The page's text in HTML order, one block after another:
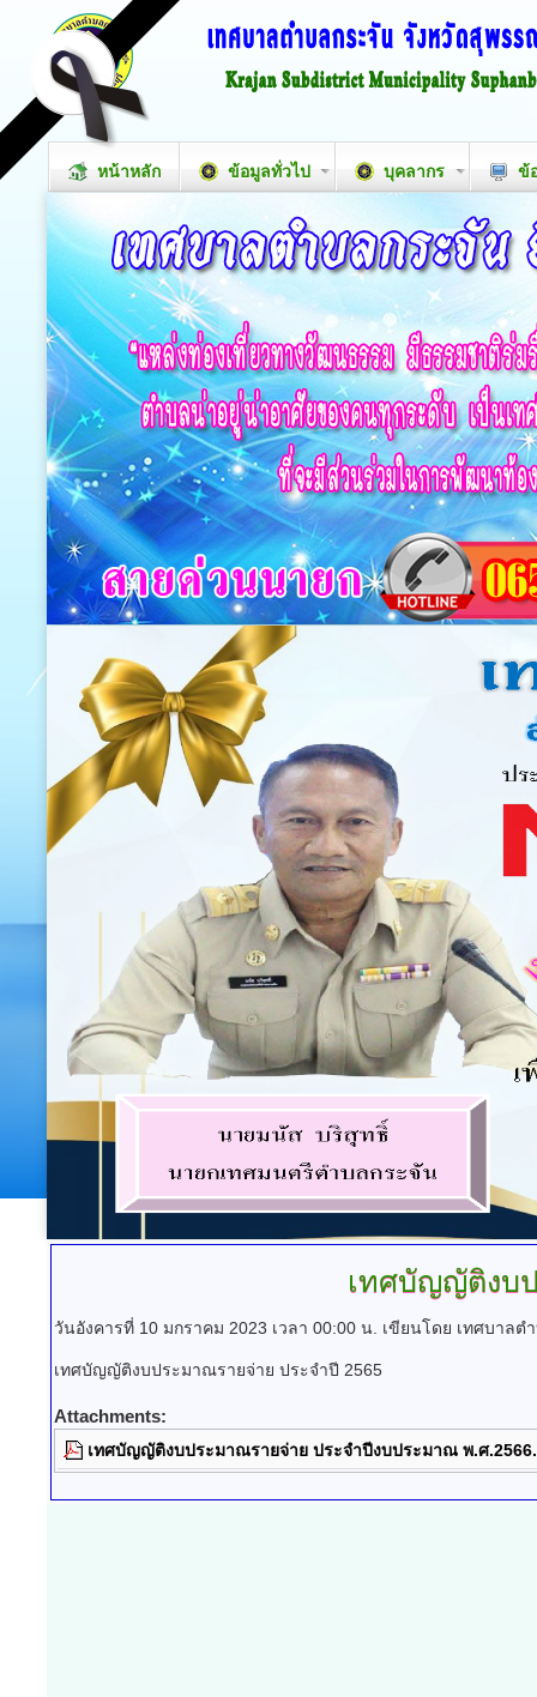
หน้าหลัก ข้อมูลทั่วไป บุคลากร ข้
เทศบัญญัติงบ
วันอังคารที่ 10 มกราคม 2023 เวลา 00:00 น. เขียนโดย เทศบาลต
เทศบัญญัติงบประมาณรายจ่าย ประจำปี 2565
Attachments:
เทศบัญญัติงบประมาณรายจ่าย ประจำปีงบประมาณ พ.ศ